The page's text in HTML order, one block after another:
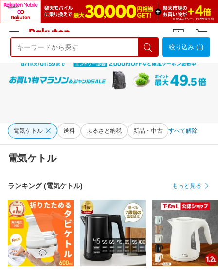
ようこそ 楽天市場へ ログイン
絞り込み (1)
電気ケトル 送料 ふるさと納税 新品・中古 すべて解除
電気ケトル
ランキング (電気ケトル) もっと見る